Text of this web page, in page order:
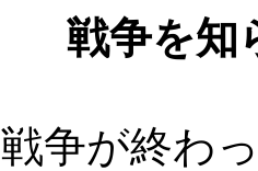
戦争を知
戦争が終わ